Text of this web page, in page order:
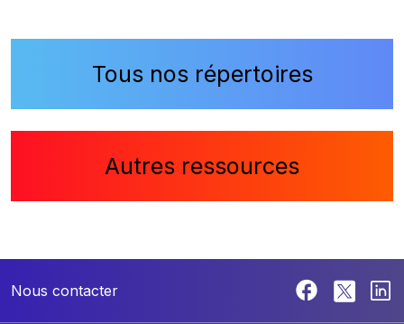
Tous nos répertoires
Autres ressources
Nous contacter